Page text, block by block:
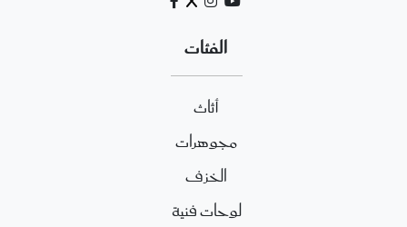
الفئات
أثاث
مجوهرات
الخزف
لوحات فنية